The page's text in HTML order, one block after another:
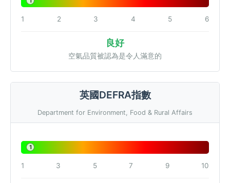
1 2 3 4 5 6
良好
空氣品質被認為是令人滿意的
英國DEFRA指數
Department for Environment, Food & Rural Affairs
1
1 3 5 7 9 10